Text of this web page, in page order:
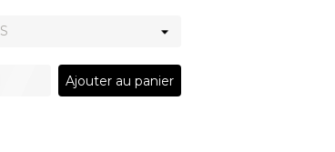
Ajouter au panier